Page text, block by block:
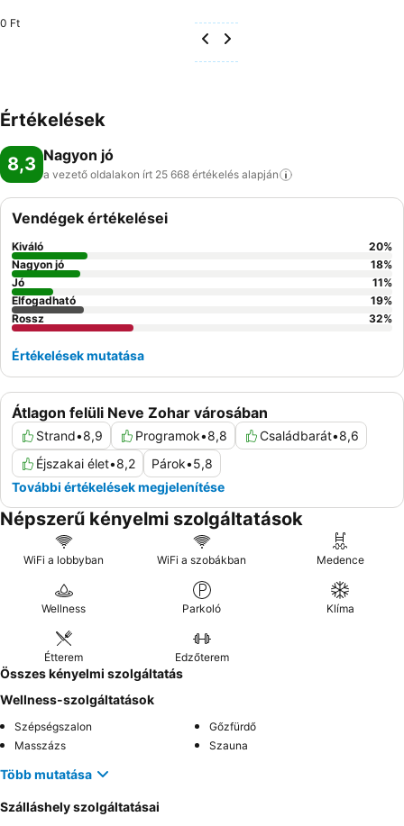
0 Ft
Értékelések
8,3 Nagyon jó
a vezető oldalakon írt 25 668 értékelés alapján
Átlagon felüli Neve Zohar városában
Strand•8,9 Programok•8,8 Családbarát•8,6
Éjszakai élet•8,2 Párok•5,8
További értékelések megjelenítése
Vendégek értékelései
Kiváló 20%
Nagyon jó
18%
Jó
11%
Elfogadható
19%
Rossz
32%
Értékelések mutatása
Népszerű kényelmi szolgáltatások
WiFi a lobbyban WiFi a szobákban Medence
Wellness Parkoló Klíma
Étterem Edzőterem
Összes kényelmi szolgáltatás
Wellness-szolgáltatások
Szépségszalon
Gőzfürdő
Masszázs
Szauna
Több mutatása
Szálláshely szolgáltatásai